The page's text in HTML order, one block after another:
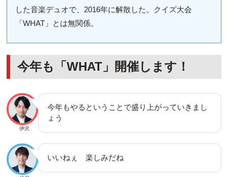
した音楽デュオで、2016年に解散した。クイズ大会
「WHAT」とは無関係。
今年も「WHAT」開催します！
伊沢
今年もやるということで盛り上がっていきまし
ょう
いいねぇ 楽しみだね